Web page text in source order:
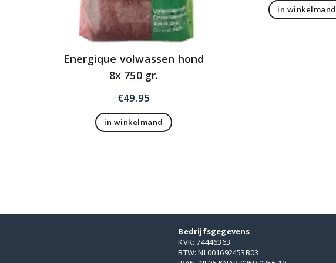
Energique volwassen hond
8x 750 gr.
€49.95
in winkelmand
in winkelmand
Bedrijfsgegevens
KVK: 74446363
BTW: NL001692453B03